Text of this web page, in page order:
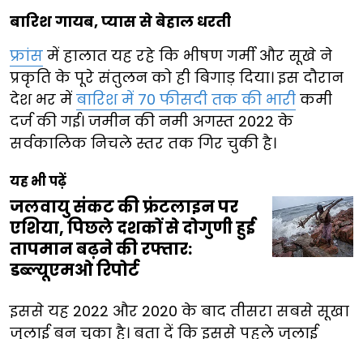
बारिश गायब, प्यास से बेहाल धरती
फ्रांस में हालात यह रहे कि भीषण गर्मी और सूखे ने
प्रकृति के पूरे संतुलन को ही बिगाड़ दिया। इस दौरान
देश भर में बारिश में 70 फीसदी तक की भारी कमी
दर्ज की गई। जमीन की नमी अगस्त 2022 के
सर्वकालिक निचले स्तर तक गिर चुकी है।
यह भी पढ़ें
जलवायु संकट की फ्रंटलाइन पर
एशिया, पिछले दशकों से दोगुणी हुई
तापमान बढ़ने की रफ्तार:
डब्ल्यूएमओ रिपोर्ट
इससे यह 2022 और 2020 के बाद तीसरा सबसे सूखा
जुलाई बन चुका है। बता दें कि इससे पहले जुलाई